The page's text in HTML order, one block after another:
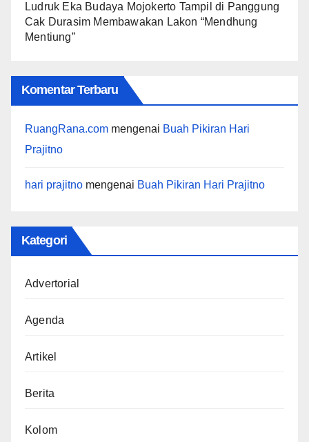
Ludruk Eka Budaya Mojokerto Tampil di Panggung
Cak Durasim Membawakan Lakon “Mendhung
Mentiung”
Komentar Terbaru
RuangRana.com mengenai Buah Pikiran Hari
Prajitno
hari prajitno mengenai Buah Pikiran Hari Prajitno
Kategori
Advertorial
Agenda
Artikel
Berita
Kolom